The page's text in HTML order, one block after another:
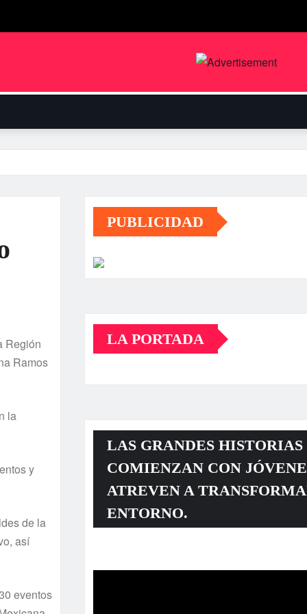
Región
Ramos
la
y
de la
así
eventos
PUBLICIDAD
LA PORTADA
LAS GRANDES HISTORIAS
COMIENZAN CON
ATREVEN A
ENTORNO.